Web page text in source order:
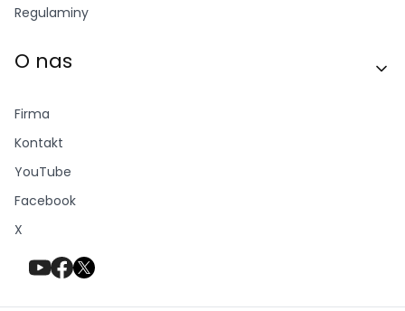
Regulaminy
O nas
Firma
Kontakt
YouTube
Facebook
X